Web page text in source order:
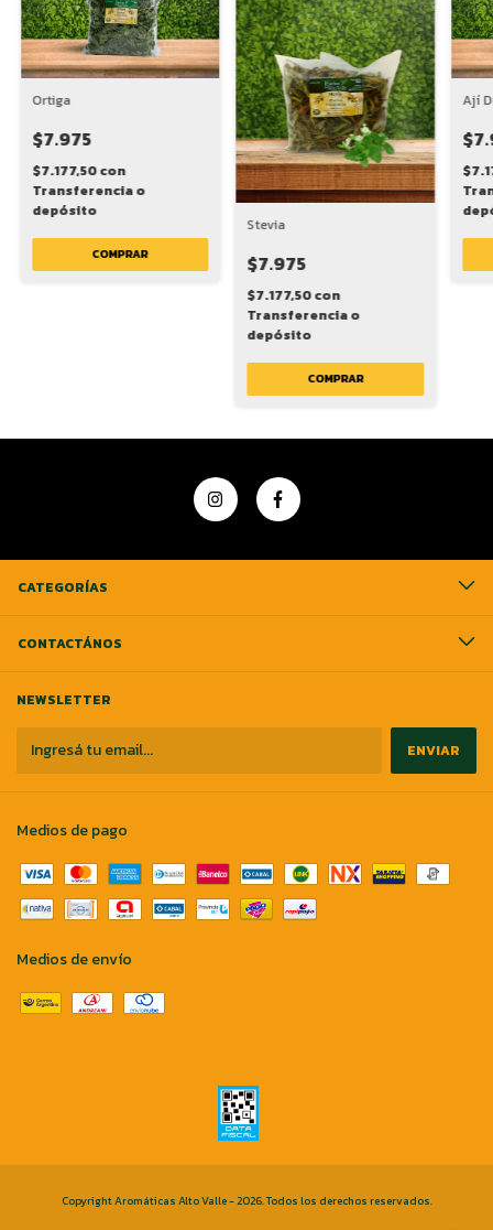
Ortiga
$7.975
$7.177,50con
Transferencia o
depósito
COMPRAR
Stevia
$7.975
$7.177,50con
Transferencia o
depósito
COMPRAR
Ají
CATEGORÍAS
CONTACTÁNOS
NEWSLETTER
Medios de pago
Medios de envío
Copyright Aromáticas Alto Valle - 2026. Todos los derechos reservados.